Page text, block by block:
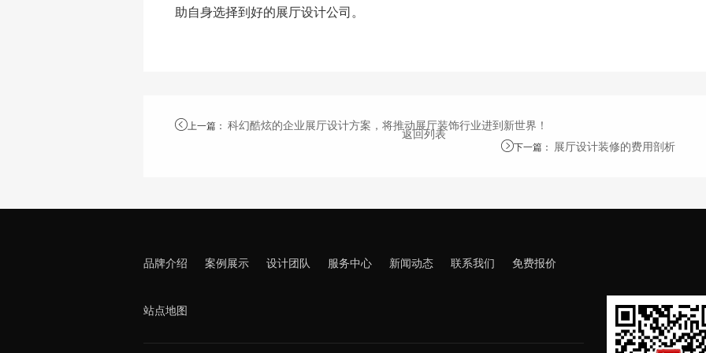
助自身选择到好的展厅设计公司。
上一篇 ： 科幻酷炫的企业展厅设计方案，将推动展厅装饰行业进到新世界！
下一篇 ： 展厅设计装修的费用剖析
返回列表
品牌介绍 案例展示 设计团队 服务中心 新闻动态 联系我们 免费报价
站点地图